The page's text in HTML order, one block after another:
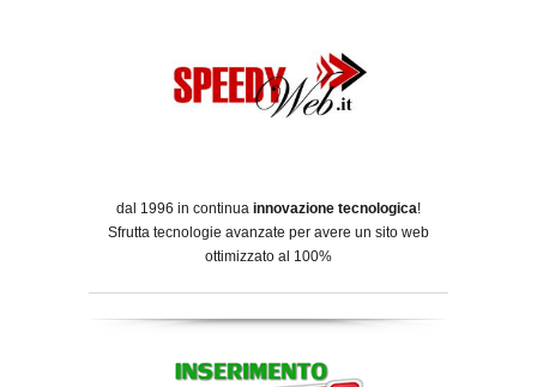
dal 1996 in continua innovazione tecnologica!
Sfrutta tecnologie avanzate per avere un sito web
ottimizzato al 100%